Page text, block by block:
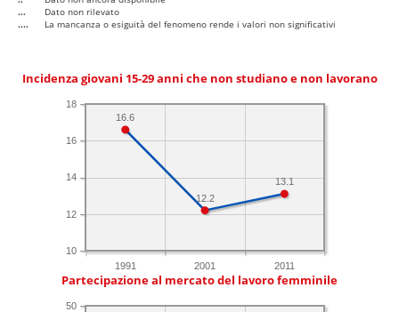
...
Dato non rilevato
....
La mancanza o esiguità del fenomeno rende i valori non significativi
Incidenza giovani 15-29 anni che non studiano e non lavorano
1991 2001 2011
10
12
14
16
18
13.1
12.2
16.6
Partecipazione al mercato del lavoro femminile
50